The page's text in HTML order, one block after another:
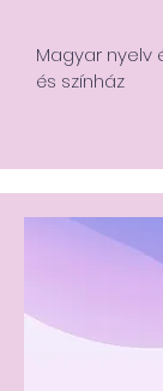
Magyar nyelv
és színház